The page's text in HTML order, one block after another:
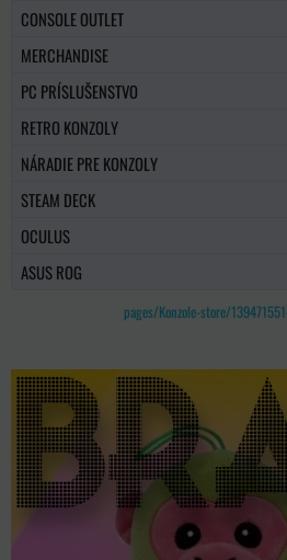
CONSOLE OUTLET
MERCHANDISE
PC PRÍSLUŠENSTVO
RETRO KONZOLY
NÁRADIE PRE KONZOLY
STEAM DECK
OCULUS
ASUS ROG
pages/Konzole-store/